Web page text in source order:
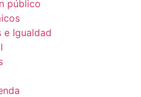
público
e Igualdad